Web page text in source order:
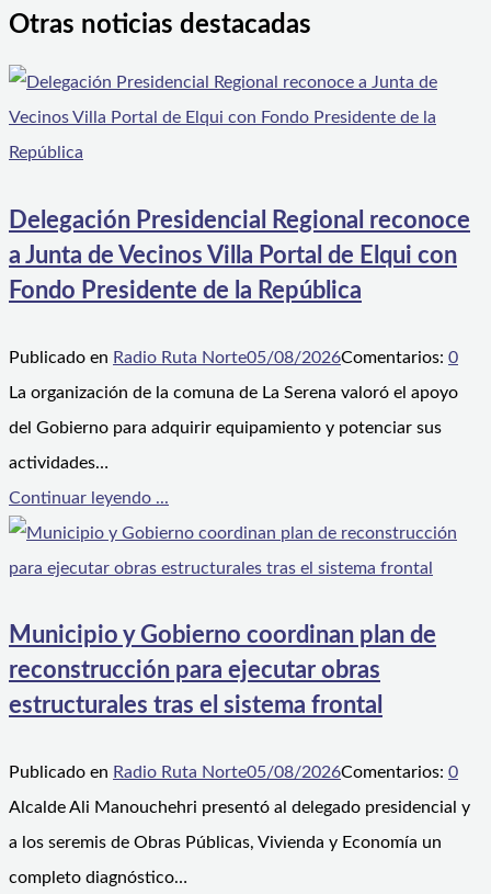
Otras noticias destacadas
Delegación Presidencial Regional reconoce
a Junta de Vecinos Villa Portal de Elqui con
Fondo Presidente de la República
Publicado en Radio Ruta Norte05/08/2026Comentarios: 0
La organización de la comuna de La Serena valoró el apoyo
del Gobierno para adquirir equipamiento y potenciar sus
actividades…
Continuar leyendo ...
Municipio y Gobierno coordinan plan de
reconstrucción para ejecutar obras
estructurales tras el sistema frontal
Publicado en Radio Ruta Norte05/08/2026Comentarios: 0
Alcalde Ali Manouchehri presentó al delegado presidencial y
a los seremis de Obras Públicas, Vivienda y Economía un
completo diagnóstico…